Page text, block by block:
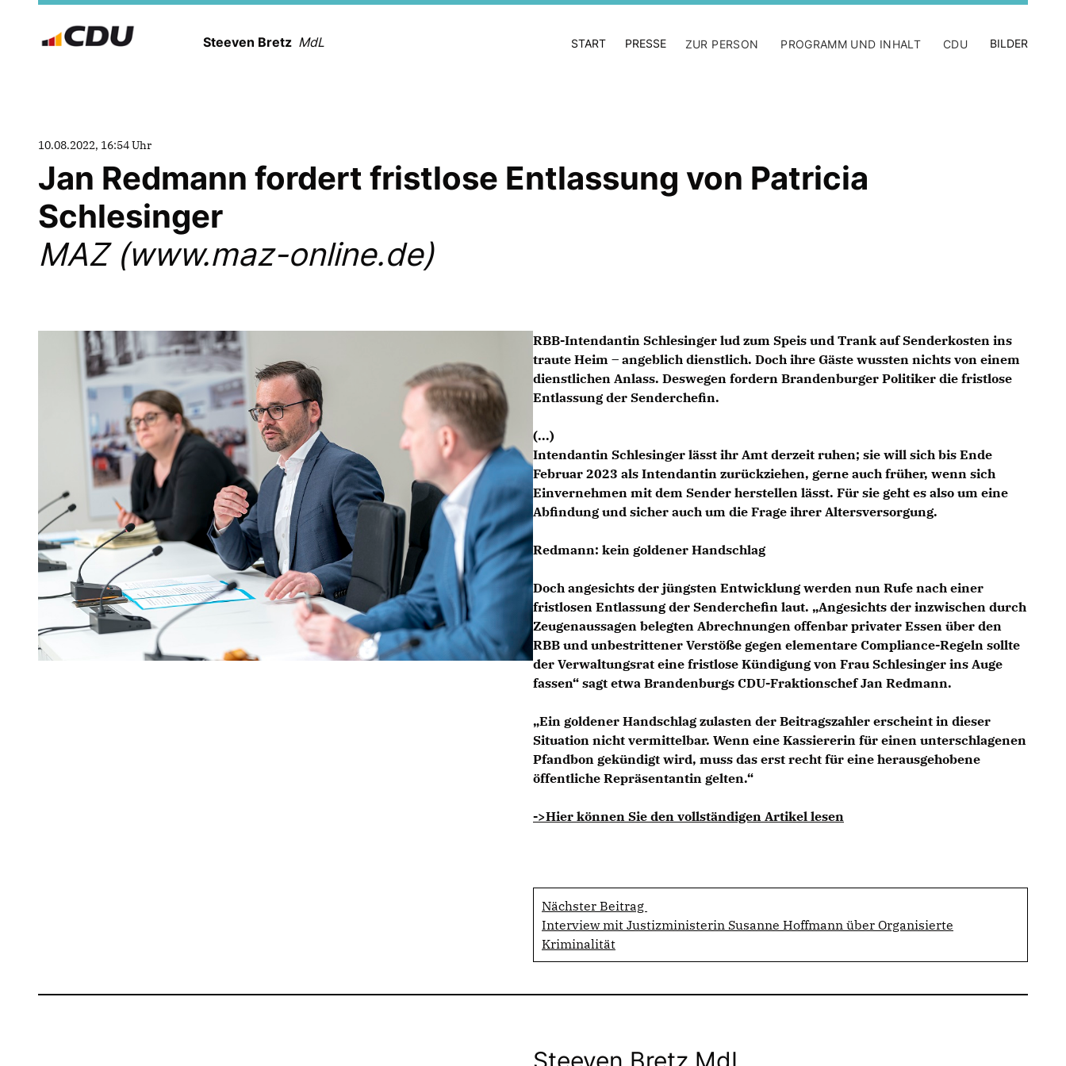
Steeven Bretz MdL START PRESSE ZUR PERSON PROGRAMM UND INHALT CDU BILDER
10.08.2022, 16:54 Uhr
Jan Redmann fordert fristlose Entlassung von Patricia
Schlesinger
MAZ (www.maz-online.de)
RBB-Intendantin Schlesinger lud zum Speis und Trank auf Senderkosten ins
traute Heim – angeblich dienstlich. Doch ihre Gäste wussten nichts von einem
dienstlichen Anlass. Deswegen fordern Brandenburger Politiker die fristlose
Entlassung der Senderchefin.
(...)
Intendantin Schlesinger lässt ihr Amt derzeit ruhen; sie will sich bis Ende
Februar 2023 als Intendantin zurückziehen, gerne auch früher, wenn sich
Einvernehmen mit dem Sender herstellen lässt. Für sie geht es also um eine
Abfindung und sicher auch um die Frage ihrer Altersversorgung.
Redmann: kein goldener Handschlag
Doch angesichts der jüngsten Entwicklung werden nun Rufe nach einer
fristlosen Entlassung der Senderchefin laut. „Angesichts der inzwischen durch
Zeugenaussagen belegten Abrechnungen offenbar privater Essen über den
RBB und unbestrittener Verstöße gegen elementare Compliance-Regeln sollte
der Verwaltungsrat eine fristlose Kündigung von Frau Schlesinger ins Auge
fassen“ sagt etwa Brandenburgs CDU-Fraktionschef Jan Redmann.
Ein goldener Handschlag zulasten der Beitragszahler erscheint in dieser
Situation nicht vermittelbar. Wenn eine Kassiererin für einen unterschlagenen
Pfandbon gekündigt wird, muss das erst recht für eine herausgehobene
öffentliche Repräsentantin gelten.“
->Hier können Sie den vollständigen Artikel lesen
Nächster Beitrag
Interview mit Justizministerin Susanne Hoffmann über Organisierte
Kriminalität